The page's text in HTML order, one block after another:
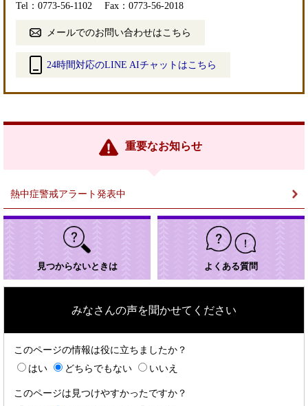
Tel：0773-56-1102
Fax：0773-56-2018
メールでのお問い合わせはこちら
24時間対応のLINE AIチャットはこちら
リ
重要なお知らせ
熱中症警戒アラート発表中
見つからないときは よくある質問
みなさんの声を聞かせてください
このページの情報は役に立ちましたか？
はい
どちらでもない いいえ
このページは見つけやすかったですか？